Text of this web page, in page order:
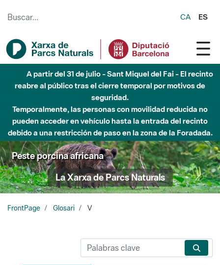
CA ES
A partir del 31 de julio - Sant Miquel del Fai - El recinto
reabre al público tras el cierre temporal por motivos de
seguridad.
Temporalmente, las personas con movilidad reducida no
pueden acceder en vehículo hasta la entrada del recinto
debido a una restricción de paso en la zona de la Foradada.
Peste porcina africana
La Xarxa de Parcs Naturals
FrontPage Glosari V